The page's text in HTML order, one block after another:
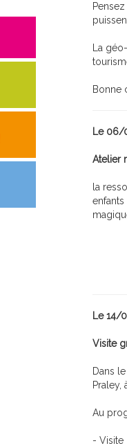
La
Bonne
Le 06/
Atelier
la
Le 14/
Visite
Dans
Praley,
Au
- Visite